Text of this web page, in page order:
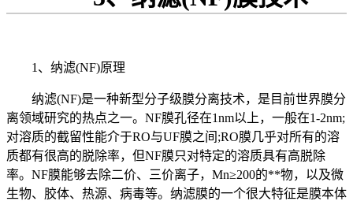
1、纳滤(NF)原理
纳滤(NF)是一种新型分子级膜分离技术，是目前世界膜分
离领域研究的热点之一。NF膜孔径在1nm以上，一般在1-2nm;
对溶质的截留性能介于RO与UF膜之间;RO膜几乎对所有的溶
质都有很高的脱除率，但NF膜只对特定的溶质具有高脱除
率。NF膜能够去除二价、三价离子，Mn≥200的**物，以及微
生物、胶体、热源、病毒等。纳滤膜的一个很大特征是膜本体